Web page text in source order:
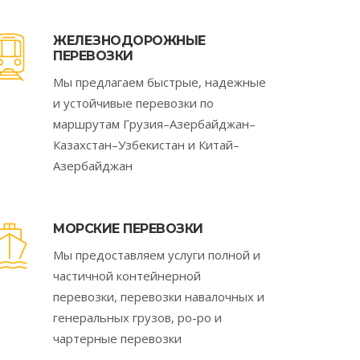
ЖЕЛЕЗНОДОРОЖНЫЕ
ПЕРЕВОЗКИ
Мы предлагаем быстрые, надежные
и устойчивые перевозки по
маршрутам Грузия–Азербайджан–
Казахстан–Узбекистан и Китай–
Азербайджан
МОРСКИЕ ПЕРЕВОЗКИ
Мы предоставляем услуги полной и
частичной контейнерной
перевозки, перевозки навалочных и
генеральных грузов, ро-ро и
чартерные перевозки